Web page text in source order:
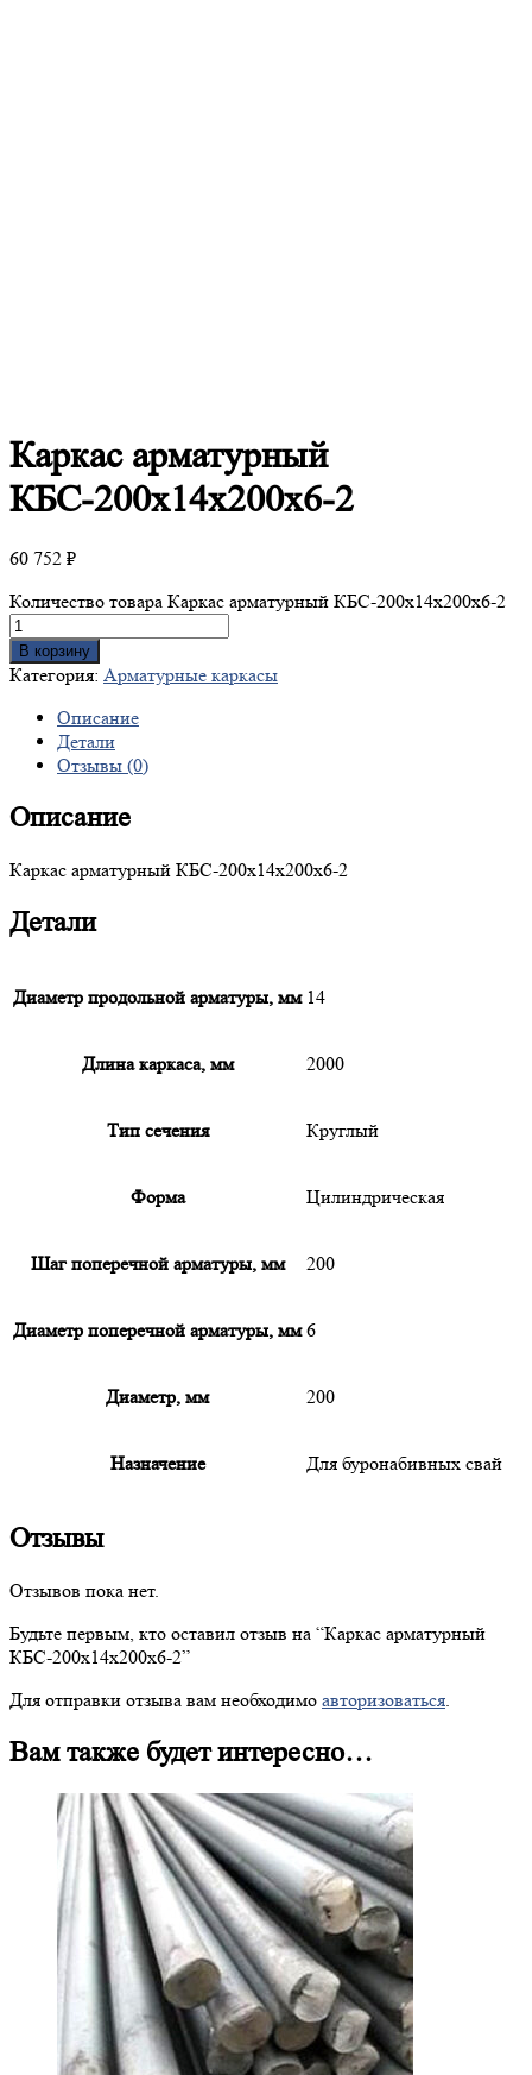
Каркасарматурный
КБС-200х14х200х6-2
60 752 ₽
Количество товара Каркас арматурный КБС-200х14х200х6-2
В корзину
Категория: Арматурные каркасы
Описание
Детали
Отзывы (0)
Описание
Каркас арматурный КБС-200х14х200х6-2
Детали
Диаметр продольной арматуры, мм 14
Длина каркаса, мм 2000
Тип сечения Круглый
Форма Цилиндрическая
Шаг поперечной арматуры, мм 200
Диаметр поперечной арматуры, мм 6
Диаметр, мм 200
Назначение Для буронабивных свай
Отзывы
Отзывов пока нет.
Будьте первым, кто оставил отзыв на “Каркас арматурный
КБС-200х14х200х6-2”
Для отправки отзыва вам необходимо авторизоваться
Вам также будет интересно…